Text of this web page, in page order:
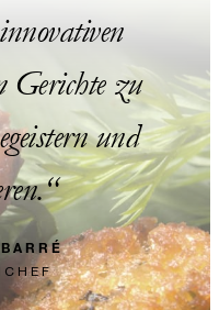
Gerichte zu
und